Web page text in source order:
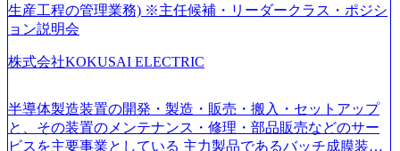
されていたが、現在金融の売上割合は全体の3割。現在はTo
C事業を始め、パブリック、製造業、通信、エンタメ、教
はあるが、社員の興味のある分野やスキルを活用したいな
着けたい方でも幅広に経験を積みたい方でも、キャリア形
成が柔軟に可能な環境である。 https://storage.googleapis.com/
our-vision-production.appspot.com/public/images/20240925204135
生産工程の管理業務) ※主任候補・リーダークラス・ポジシ
ョン説明会
株式会社KOKUSAI ELECTRIC
半導体製造装置の開発・製造・販売・搬入・セットアップ
と、その装置のメンテナンス・修理・部品販売などのサー
ビスを主要事業としている 主力製品であるバッチ成膜装置